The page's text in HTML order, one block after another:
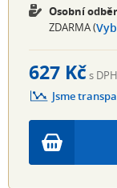
Osobní odběr
ZDARMA (
627 Kčs DPH
Jsme